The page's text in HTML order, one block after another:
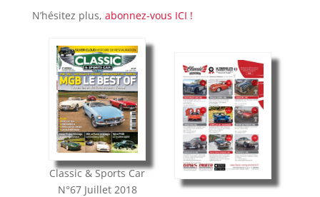
N’hésitez plus, abonnez-vous ICI !
Classic & Sports Car
N°67 Juillet 2018